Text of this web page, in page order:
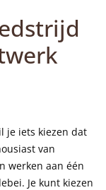
je iets kiezen dat
van
werken aan één
Je kunt kiezen